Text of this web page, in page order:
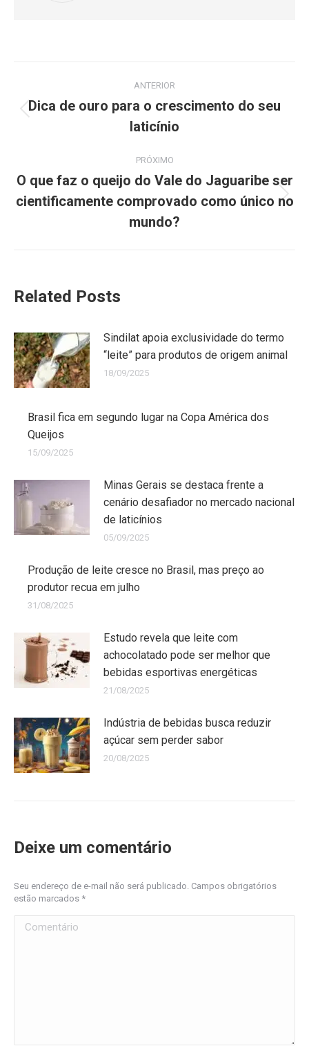
ANTERIOR
Dica de ouro para o crescimento do seu
laticínio
PRÓXIMO
O que faz o queijo do Vale do Jaguaribe ser
cientificamente comprovado como único no
mundo?
Related Posts
Sindilat apoia exclusividade do termo
“leite” para produtos de origem animal
18/09/2025
Brasil fica em segundo lugar na Copa América dos
Queijos
15/09/2025
Minas Gerais se destaca frente a
cenário desafiador no mercado nacional
de laticínios
05/09/2025
Produção de leite cresce no Brasil, mas preço ao
produtor recua em julho
31/08/2025
Estudo revela que leite com
achocolatado pode ser melhor que
bebidas esportivas energéticas
21/08/2025
Indústria de bebidas busca reduzir
açúcar sem perder sabor
20/08/2025
Deixe um comentário
Seu endereço de e-mail não será publicado. Campos obrigatórios
estão marcados *
Comentário